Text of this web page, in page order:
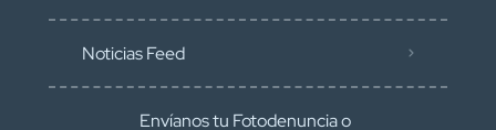
Noticias Feed
Envíanos tu Fotodenuncia o